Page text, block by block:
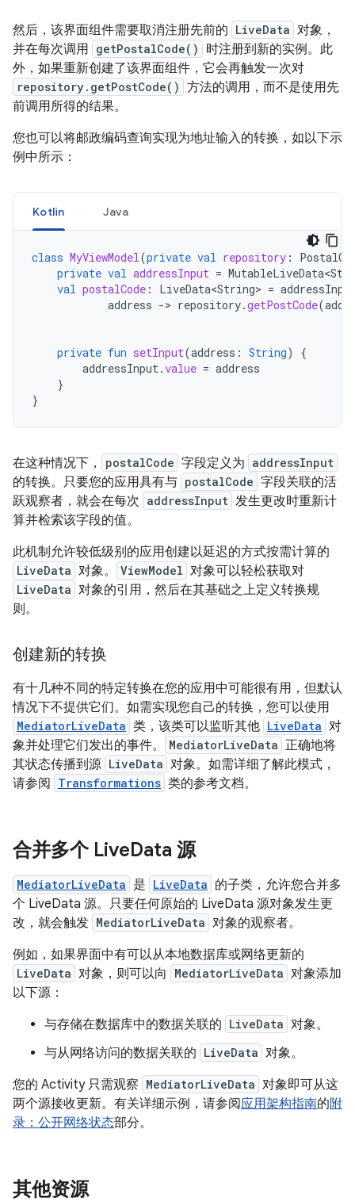
然后，该界面组件需要取消注册先前的 LiveData 对象，
并在每次调用 getPostalCode()
时注册到新的实例。此
外，如果重新创建了该界面组件，它会再触发一次对
repository.getPostCode() 方法的调用，而不是使用先
前调用所得的结果。
您也可以将邮政编码查询实现为地址输入的转换，如以下示
例中所示：
Kotlin Java
class MyViewModel(private val repository :
private val addressInput =
val postalCode : LiveData<String> =
address -> repository.getPostCode(
private fun setInput(address : String)
{
addressInput.value = address
}
}
在这种情况下， postalCode 字段定义为 addressInput
的转换。只要您的应用具有与 postalCode 字段关联的活
跃观察者，就会在每次 addressInput 发生更改时重新计
算并检索该字段的值。
此机制允许较低级别的应用创建以延迟的方式按需计算的
LiveData 对象。 ViewModel 对象可以轻松获取对
LiveData 对象的引用，然后在其基础之上定义转换规
则。
创建新的转换
有十几种不同的特定转换在您的应用中可能很有用，但默认
情况下不提供它们。如需实现您自己的转换，您可以使用
MediatorLiveData 类，该类可以监听其他 LiveData 对
象并处理它们发出的事件。
MediatorLiveData 正确地将
其状态传播到源 LiveData 对象。如需详细了解此模式，
请参阅
Transformations 类的参考文档。
合并多个 LiveData 源
MediatorLiveData 是 LiveData 的子类，允许您合并多
个 LiveData 源。只要任何原始的 LiveData 源对象发生更
改，就会触发 MediatorLiveData 对象的观察者。
例如，如果界面中有可以从本地数据库或网络更新的
LiveData 对象，则可以向 MediatorLiveData 对象添加
以下源：
与存储在数据库中的数据关联的 LiveData 对象。
与从网络访问的数据关联的 LiveData 对象。
您的 Activity 只需观察 MediatorLiveData 对象即可从这
两个源接收更新。有关详细示例，请参阅应用架构指南的附
录：公开网络状态部分。
其他资源